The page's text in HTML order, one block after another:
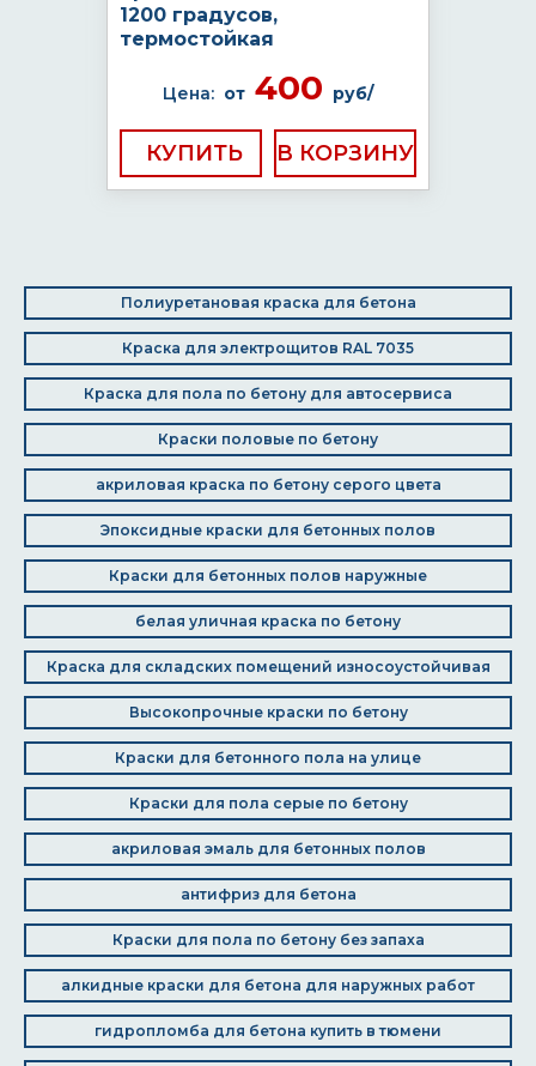
1200 градусов,
термостойкая
Цена: от 400 руб/
КУПИТЬ
Полиуретановая краска для бетона
Краска для электрощитов RAL 7035
Краска для пола по бетону для автосервиса
Краски половые по бетону
акриловая краска по бетону серого цвета
Эпоксидные краски для бетонных полов
Краски для бетонных полов наружные
белая уличная краска по бетону
Краска для складских помещений износоустойчивая
Высокопрочные краски по бетону
Краски для бетонного пола на улице
Краски для пола серые по бетону
акриловая эмаль для бетонных полов
антифриз для бетона
Краски для пола по бетону без запаха
алкидные краски для бетона для наружных работ
гидропломба для бетона купить в тюмени